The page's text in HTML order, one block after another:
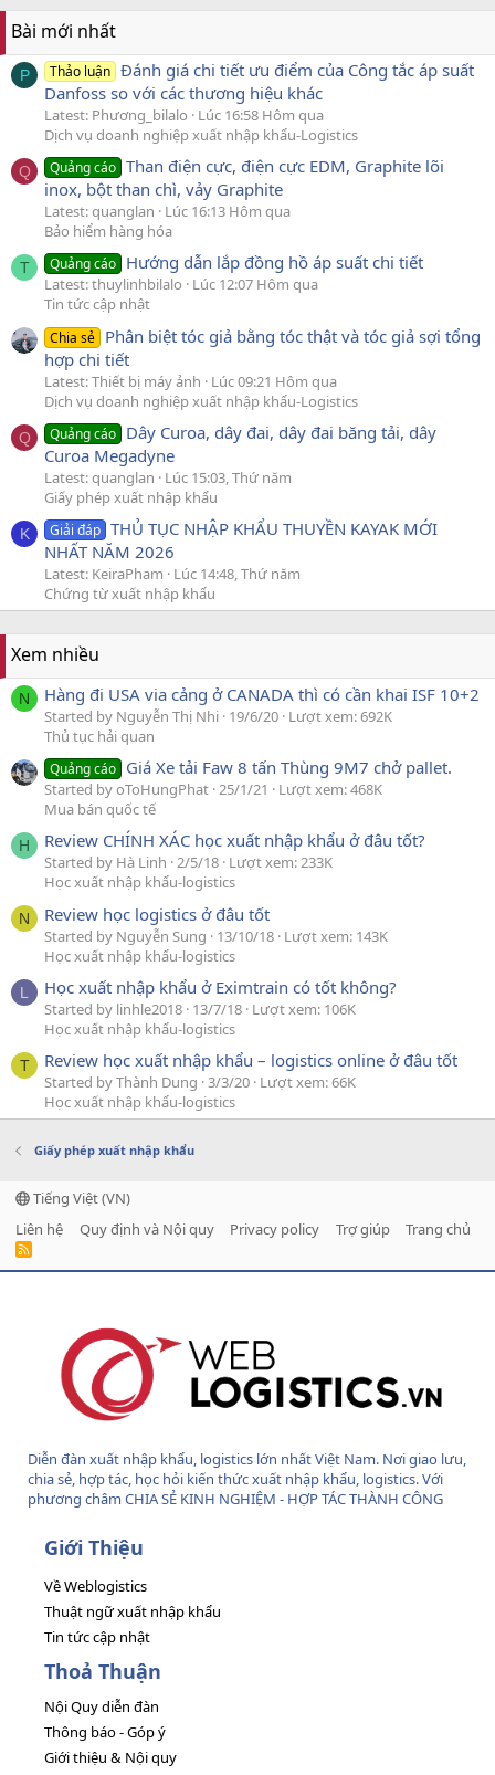
Bài mới nhất
P Thảo luận Đánh giá chi tiết ưu điểm của Công tắc áp suất
Danfoss so với các thương hiệu khác
Latest: Phương_bilalo
Lúc 16:58 Hôm qua
Dịch vụ doanh nghiệp xuất nhập khẩu-Logistics
Q Quảng cáo Than điện cực, điện cực EDM, Graphite lõi
inox, bột than chì, vảy Graphite
Latest: quanglan
Lúc 16:13 Hôm qua
Bảo hiểm hàng hóa
T Quảng cáo Hướng dẫn lắp đồng hồ áp suất chi tiết
Latest: thuylinhbilalo
Lúc 12:07 Hôm qua
Tin tức cập nhật
Chia sẻ Phân biệt tóc giả bằng tóc thật và tóc giả sợi tổng
hợp chi tiết
Latest: Thiết bị máy ảnh
Lúc 09:21 Hôm qua
Dịch vụ doanh nghiệp xuất nhập khẩu-Logistics
Q Quảng cáo Dây Curoa, dây đai, dây đai băng tải, dây
Curoa Megadyne
Latest: quanglan
Lúc 15:03, Thứ năm
Giấy phép xuất nhập khẩu
K Giải đáp THỦ TỤC NHẬP KHẨU THUYỀN KAYAK MỚI
NHẤT NĂM 2026
Latest: KeiraPham
Lúc 14:48, Thứ năm
Chứng từ xuất nhập khẩu
Xem nhiều
N Hàng đi USA via cảng ở CANADA thì có cần khai ISF 10+2
Started by Nguyễn Thị Nhi 19/6/20 Lượt xem: 692K
Thủ tục hải quan
Quảng cáo Giá Xe tải Faw 8 tấn Thùng 9M7 chở pallet.
Started by oToHungPhat 25/1/21
Lượt xem: 468K
Mua bán quốc tế
H Review CHÍNH XÁC học xuất nhập khẩu ở đâu tốt?
Started by Hà Linh 2/5/18 Lượt xem: 233K
Học xuất nhập khẩu-logistics
N Review học logistics ở đâu tốt
Started by Nguyễn Sung 13/10/18 Lượt xem: 143K
Học xuất nhập khẩu-logistics
L Học xuất nhập khẩu ở Eximtrain có tốt không?
Started by linhle2018 13/7/18 Lượt xem: 106K
Học xuất nhập khẩu-logistics
T Review học xuất nhập khẩu – logistics online ở đâu tốt
Started by Thành Dung 3/3/20 Lượt xem: 66K
Học xuất nhập khẩu-logistics
Giấy phép xuất nhập khẩu
Tiếng Việt (VN)
Liên hệ
Quy định và Nội quy Privacy policy Trợ giúp Trang chủ
R
Diễn đàn xuất nhập khẩu, logistics lớn nhất Việt Nam. Nơi giao lưu,
chia sẻ, hợp tác, học hỏi kiến thức xuất nhập khẩu, logistics. Với
phương châm CHIA SẺ KINH NGHIỆM - HỢP TÁC THÀNH CÔNG
Giới Thiệu
Về Weblogistics
Thuật ngữ xuất nhập khẩu
Tin tức cập nhật
Thoả Thuận
Nội Quy diễn đàn
Thông báo - Góp ý
Giới thiệu & Nội quy